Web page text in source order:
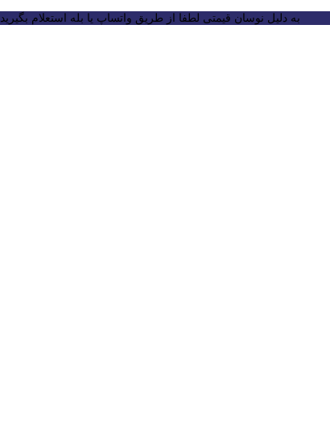
به دلیل نوسان قیمتی لطفا از طریق واتساپ یا بله استعلام بگیرید